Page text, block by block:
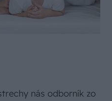
nás odborník zo